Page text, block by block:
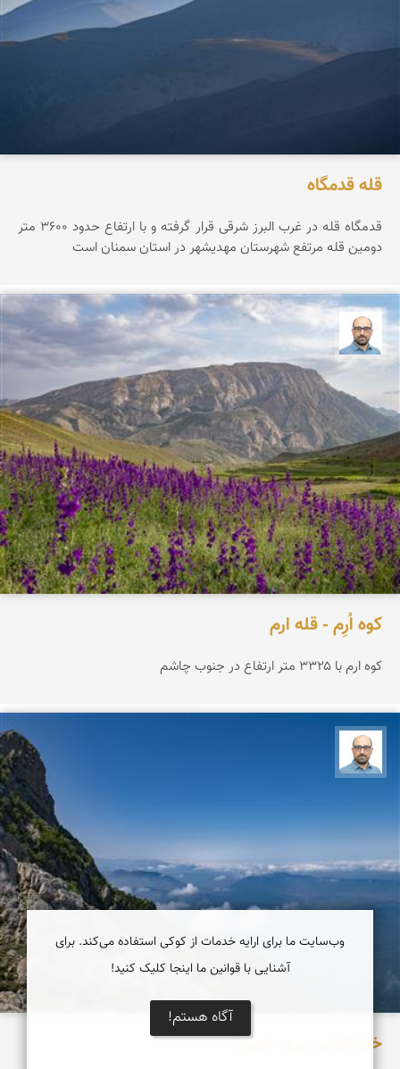
قله قدمگاه
قدمگاه قله در غرب البرز شرقی قرار گرفته و با ارتفاع حدود ۳۶0۰ متر
دومین قله مرتفع شهرستان مهدیشهر در استان سمنان است
کوه اُرِم - قله ارم
کوه ارم با ۳۳۲۵ متر ارتفاع در جنوب چاشم
خط الراس نرو - اوپرت
وب‌سایت ما برای ارایه خدمات از کوکی استفاده می‌کند. برای
آشنایی با قوانین ما اینجا کلیک کنید!
آگاه هستم!